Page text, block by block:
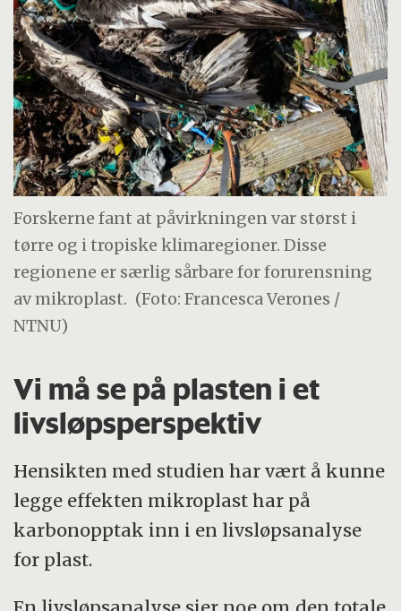
Forskerne fant at påvirkningen var størst i
tørre og i tropiske klimaregioner. Disse
regionene er særlig sårbare for forurensning
av mikroplast. (Foto: Francesca Verones /
NTNU)
Vi må se på plasten i et
livsløpsperspektiv
Hensikten med studien har vært å kunne
legge effekten mikroplast har på
karbonopptak inn i en livsløpsanalyse
for plast.